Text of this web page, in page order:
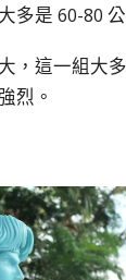
多是 60-80
，這一組大
烈。